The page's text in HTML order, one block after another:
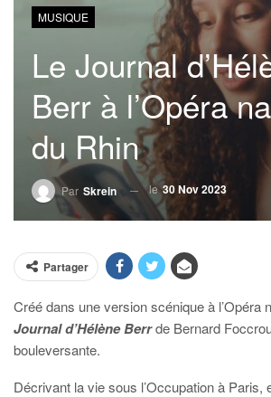
MUSIQUE
Le Journal
Berr à l’Opéra
du Rhin
Par Skrein le30 Nov 2023
Partager
Créé dans une version scénique à l’Opéra
Journal d’Hélène Berrde Bernard
bouleversante.
Décrivant la vie sous l’Occupation à Paris,